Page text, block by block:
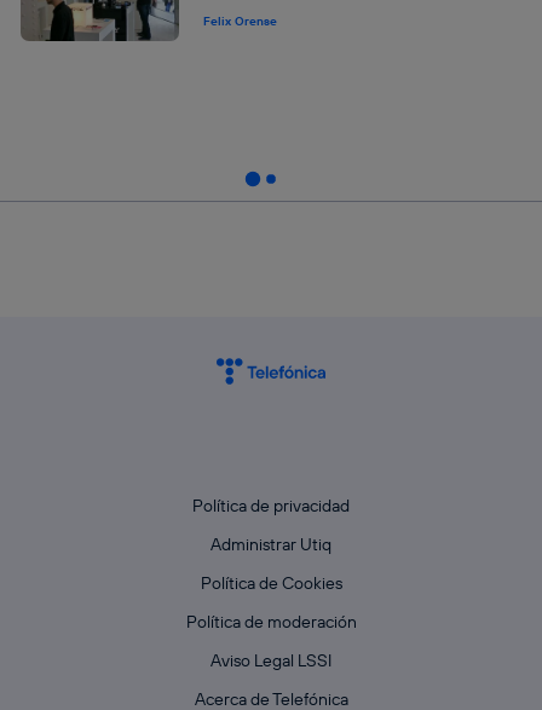
Felix Orense
Política de privacidad
Administrar Utiq
Política de Cookies
Política de moderación
Aviso Legal LSSI
Acerca de Telefónica